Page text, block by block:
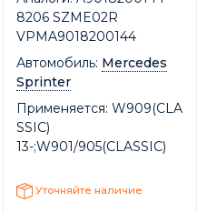
8206 SZME02R
VPMA9018200144
Автомобиль: Mercedes
Sprinter
Применяется: W909(CLA
SSIC)
13-;W901/905(CLASSIC)
Уточняйте наличие